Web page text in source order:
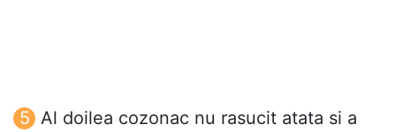
Al doilea cozonac nu rasucit atata si a